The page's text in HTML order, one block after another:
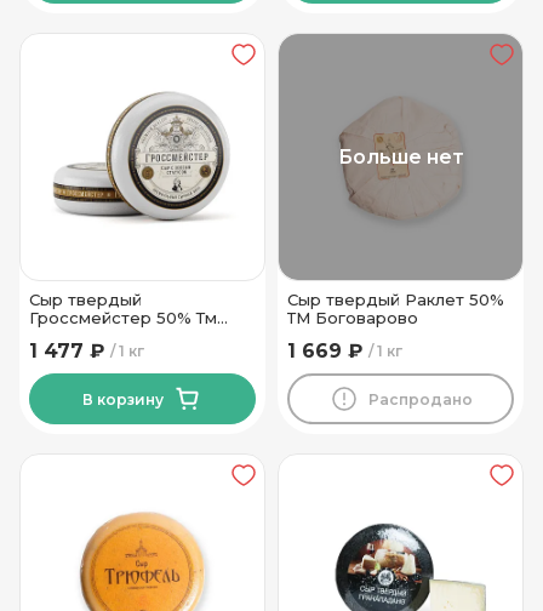
Сыр твердый
Гроссмейстер 50% Тм
1 кг
1 477 ₽
В корзину
Больше нет
Сыр твердый Раклет 50%
ТМ Боговарово
1 кг
1 669 ₽
Распродано